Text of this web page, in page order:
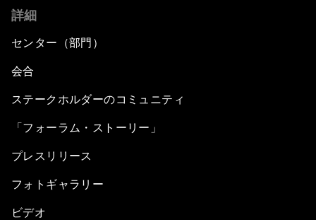
詳細
センター（部門）
会合
ステークホルダーのコミュニティ
「フォーラム・ストーリー」
プレスリリース
フォトギャラリー
ビデオ